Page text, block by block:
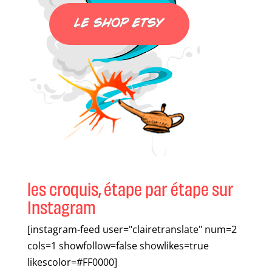
les croquis, étape par étape sur
Instagram
[instagram-feed user="clairetranslate" num=2
cols=1 showfollow=false showlikes=true
likescolor=#FF0000]